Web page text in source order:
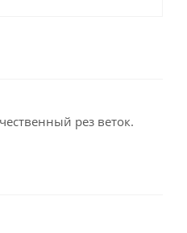
рез веток.